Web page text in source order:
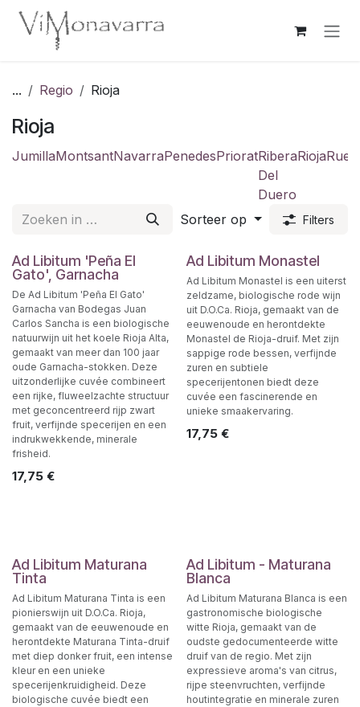
Overslaan naar inhoud
... Regio Rioja
Rioja
JumillaMontsantNavarraPenedesPrioratRibera
Del
Duero
Rioja
Sorteer op Filters
Ad Libitum 'Peña El
Gato', Garnacha
De Ad Libitum 'Peña El Gato'
Garnacha van Bodegas Juan
Carlos Sancha is een biologische
natuurwijn uit het koele Rioja Alta,
gemaakt van meer dan 100 jaar
oude Garnacha-stokken. Deze
uitzonderlijke cuvée combineert
een rijke, fluweelzachte structuur
met geconcentreerd rijp zwart
fruit, verfijnde specerijen en een
indrukwekkende, minerale
frisheid.
17,75 €
Ad Libitum Monastel
Ad Libitum Monastel is een uiterst
zeldzame, biologische rode wijn
uit D.O.Ca. Rioja, gemaakt van de
eeuwenoude en herontdekte
Monastel de Rioja-druif. Met zijn
sappige rode bessen, verfijnde
zuren en subtiele
specerijentonen biedt deze
cuvée een fascinerende en
unieke smaakervaring.
17,75€
Ad Libitum Maturana
Tinta
Ad Libitum Maturana Tinta is een
pionierswijn uit D.O.Ca. Rioja,
gemaakt van de eeuwenoude en
herontdekte Maturana Tinta-druif
met diep donker fruit, een intense
kleur en een unieke
specerijenkruidigheid. Deze
biologische cuvée biedt een
Ad Libitum - Maturana
Blanca
Ad Libitum Maturana Blanca is een
gastronomische biologische
witte Rioja, gemaakt van de
oudste gedocumenteerde witte
druif van de regio. Met zijn
expressieve aroma's van citrus,
rijpe steenvruchten, verfijnde
houtintegratie en minerale zuren